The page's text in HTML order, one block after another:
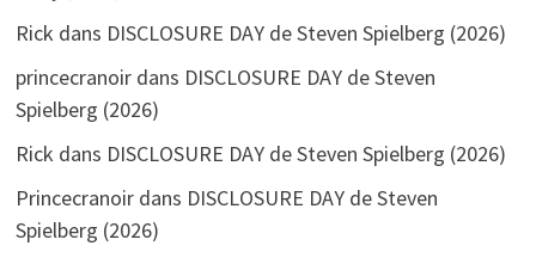
Rick dans DISCLOSURE DAY de Steven Spielberg (2026)
princecranoirdans DISCLOSURE DAY de Steven
Spielberg (2026)
Rick dans DISCLOSURE DAY de Steven Spielberg (2026)
Princecranoirdans DISCLOSURE DAY de Steven
Spielberg (2026)